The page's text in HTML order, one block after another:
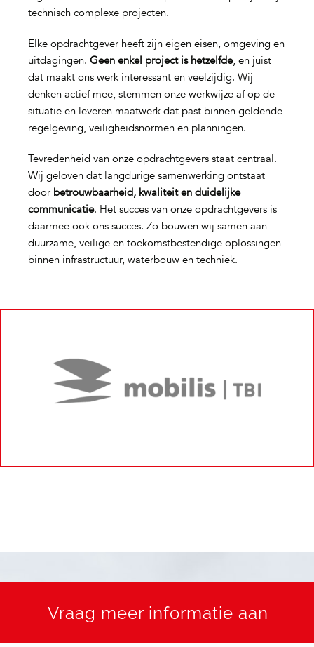
technisch complexe projecten.
Elke opdrachtgever heeft zijn eigen eisen, omgeving en
uitdagingen. Geen enkel project is hetzelfde, en juist
dat maakt ons werk interessant en veelzijdig. Wij
denken actief mee, stemmen onze werkwijze af op de
situatie en leveren maatwerk dat past binnen geldende
regelgeving, veiligheidsnormen en planningen.
Tevredenheid van onze opdrachtgevers staat centraal.
Wij geloven dat langdurige samenwerking ontstaat
door betrouwbaarheid, kwaliteit en duidelijke
communicatie. Het succes van onze opdrachtgevers is
daarmee ook ons succes. Zo bouwen wij samen aan
duurzame, veilige en toekomstbestendige oplossingen
binnen infrastructuur, waterbouw en techniek.
Vraag meer informatie aan